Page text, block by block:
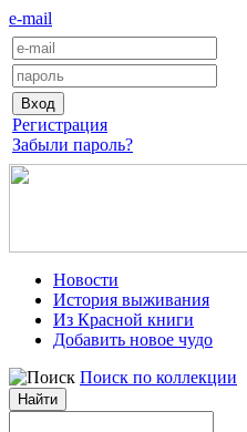
e-mail
Регистрация
Забыли пароль?
Новости
История выживания
Из Красной книги
Добавить новое чудо
Поиск по коллекции